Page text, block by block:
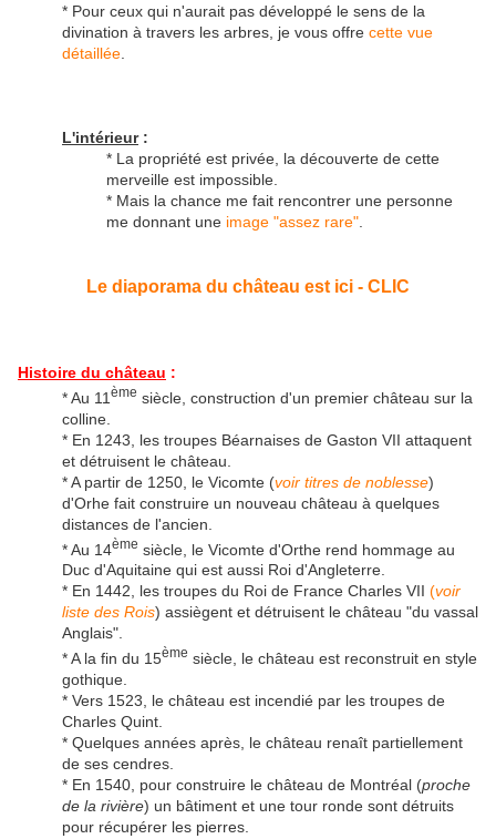
* Pour ceux qui n'aurait pas développé le sens de la
divination à travers les arbres, je vous offre cette vue
détaillée
L'intérieur:
* La propriété est privée, la découverte de cette
merveille est impossible.
* Mais la chance me fait rencontrer une personne
me donnant une image "assez rare"
Le diaporama du château est ici - CLIC
Histoire du château :
* Au 11 ème siècle, construction d'un premier château sur la
colline.
* En 1243, les troupes Béarnaises de Gaston VII attaquent
et détruisent le château.
* A partir de 1250, le Vicomte (voir titres de noblesse)
d'Orhe fait construire un nouveau château à quelques
distances de l'ancien.
* Au 14ème siècle, le Vicomte d'Orthe rend hommage au
Duc d'Aquitaine qui est aussi Roi d'Angleterre.
* En 1442, les troupes du Roi de France Charles VII (voir
liste des Rois) assiègent et détruisent le château "du vassal
Anglais".
* A la fin du 15ème siècle, le château est reconstruit en style
gothique.
* Vers 1523, le château est incendié par les troupes de
Charles Quint.
* Quelques années après, le château renaît partiellement
de ses cendres.
* En 1540, pour construire le château de Montréal (proche
de la rivière) un bâtiment et une tour ronde sont détruits
pour récupérer les pierres.